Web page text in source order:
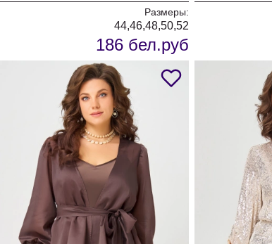
Размеры:
44,46,48,50,52
186 бел.руб